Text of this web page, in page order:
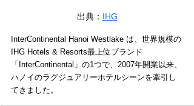
出典： IHG
InterContinental Hanoi Westlake は、世界規模の
IHG Hotels & Resorts最上位ブランド
「InterContinental」の1つで、2007年開業以来、
ハノイのラグジュアリーホテルシーンを牽引し
てきました。